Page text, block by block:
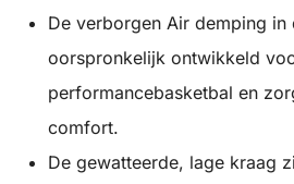
De verborgen Air demping in
oorspronkelijk ontwikkeld
performancebasketbal en
comfort.
De gewatteerde, lage kraag